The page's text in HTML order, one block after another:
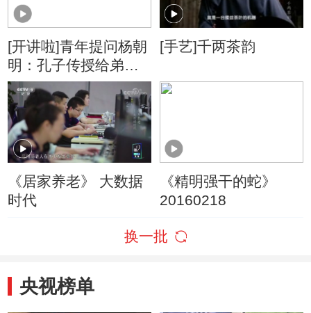
[开讲啦]青年提问杨朝
明：孔子传授给弟子
的锦囊妙计有哪些是
适合我的？
[手艺]千两茶韵
《居家养老》 大数据
时代
《精明强干的蛇》
20160218
换一批
央视榜单